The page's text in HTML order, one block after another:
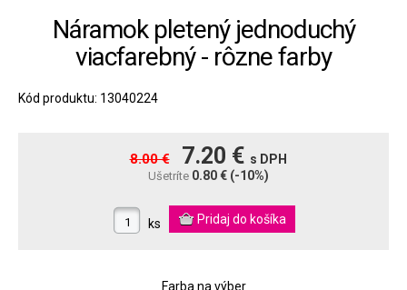
Náramok pletený jednoduchý
viacfarebný - rôzne farby
Kód produktu: 13040224
8.00 € 7.20 € s DPH
Ušetríte 0.80 € (-10%)
ks
Farba na výber